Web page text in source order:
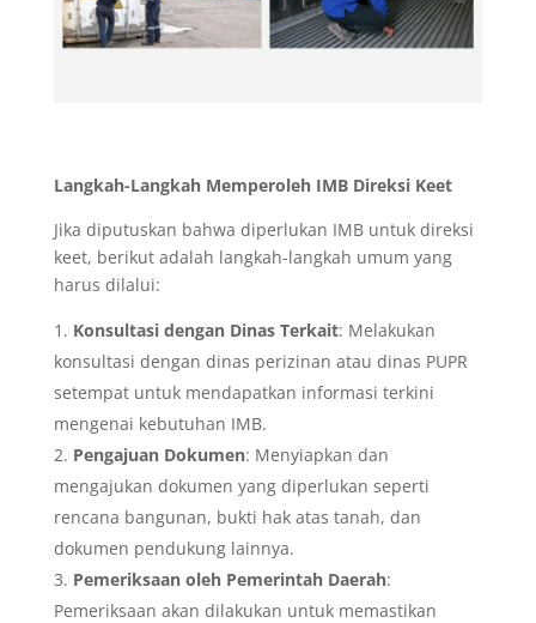
Langkah-Langkah Memperoleh IMB Direksi Keet
Jika diputuskan bahwa diperlukan IMB untuk direksi
keet, berikut adalah langkah-langkah umum yang
harus dilalui:
Konsultasi dengan Dinas Terkait: Melakukan
konsultasi dengan dinas perizinan atau dinas PUPR
setempat untuk mendapatkan informasi terkini
mengenai kebutuhan IMB.
Pengajuan Dokumen: Menyiapkan dan
mengajukan dokumen yang diperlukan seperti
rencana bangunan, bukti hak atas tanah, dan
dokumen pendukung lainnya.
Pemeriksaan oleh Pemerintah Daerah:
Pemeriksaan akan dilakukan untuk memastikan